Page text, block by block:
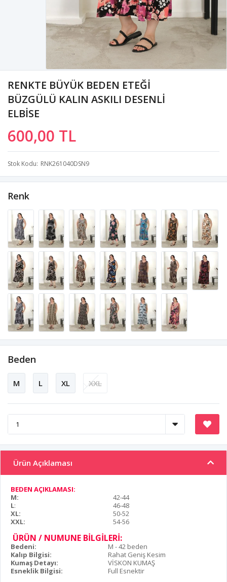
RENKTE BÜYÜK BEDEN ETEĞİ
BÜZGÜLÜ KALIN ASKILI DESENLİ
ELBİSE
600,00 TL
Stok Kodu RNK261040DSN9
Renk
Beden
M L XL XXL
Ürün Açıklaması
BEDEN AÇIKLAMASI:
M:
42-44
L:
46-48
XL:
50-52
XXL:
54-56
ÜRÜN / NUMUNE BİLGİLERİ:
Bedeni:
M - 42 beden
Kalıp Bilgisi:
Rahat Geniş Kesim
Kumaş Detayı:
VİSKON KUMAŞ
Esneklik Bilgisi:
Full Esnektir